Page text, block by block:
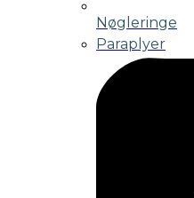
Nøgleringe
Paraplyer